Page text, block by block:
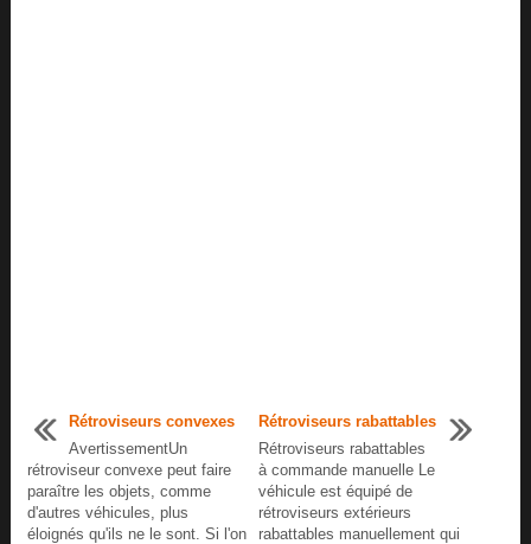
Rétroviseurs convexes
AvertissementUn
rétroviseur convexe peut faire
paraître les objets, comme
d'autres véhicules, plus
éloignés qu'ils ne le sont. Si l'on
Rétroviseurs rabattables
Rétroviseurs rabattables
à commande manuelle Le
véhicule est équipé de
rétroviseurs extérieurs
rabattables manuellement qui